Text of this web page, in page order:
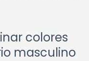
colores
masculino